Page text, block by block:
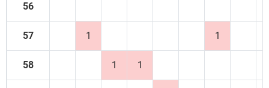
56
57 1 1
58 1 1